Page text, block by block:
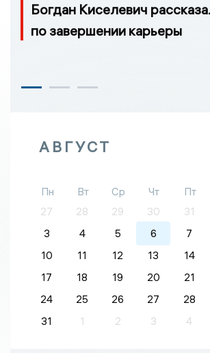
Богдан Киселевич
по завершении карьеры
АВГУСТ
Пн Вт Ср Чт Пт
27
28 29 30 31
3
4 5 6 7
10
11 12 13 14
17
18 19 20 21
24
25 26 27 28
31
1 2 3 4